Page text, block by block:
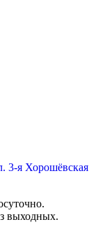
3-я Хорошёвская
выходных.